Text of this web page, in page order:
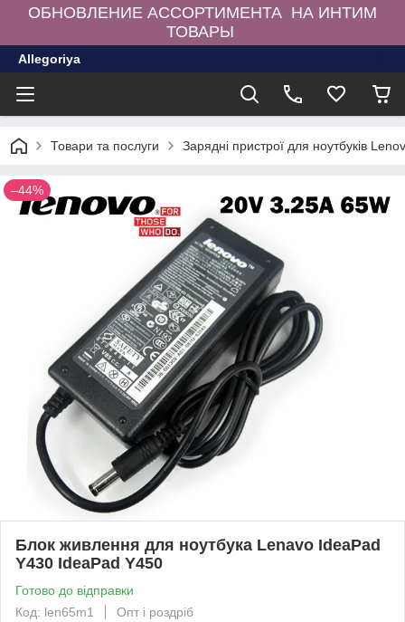
ОБНОВЛЕНИЕ АССОРТИМЕНТА НА ИНТИМ
ТОВАРЫ
Allegoriya
Товари та послуги Зарядні пристрої для ноутбуків
–44%
Блок живлення для ноутбука Lenavo IdeaPad
Y430 IdeaPad Y450
Готово до відправки
Код: len65m1
Опт і роздріб